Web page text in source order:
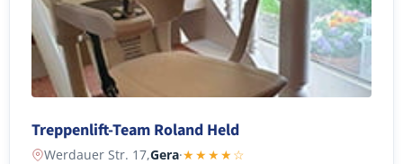
Treppenlift-Team Roland Held
Werdauer Str. 17,Gera·★★★★☆